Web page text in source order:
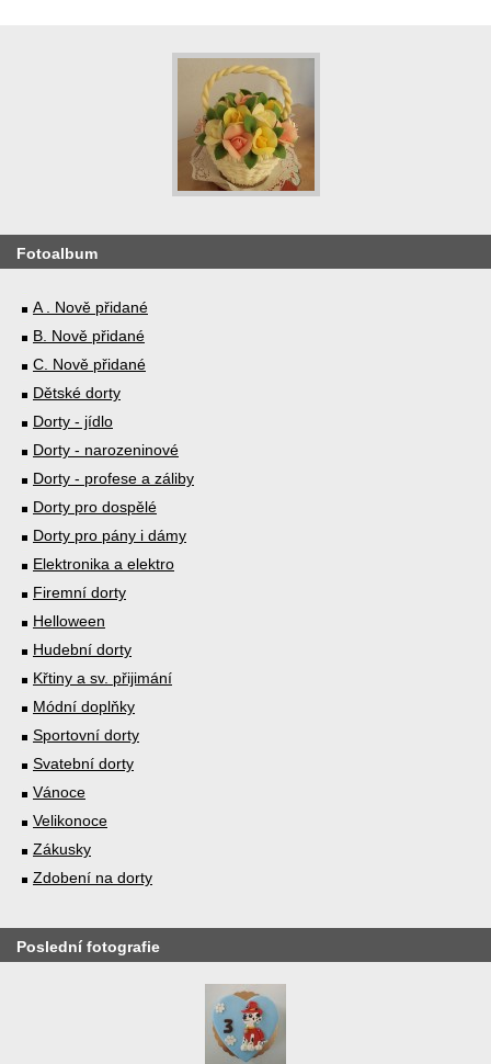
Fotoalbum
A . Nově přidané
B. Nově přidané
C. Nově přidané
Dětské dorty
Dorty - jídlo
Dorty - narozeninové
Dorty - profese a záliby
Dorty pro dospělé
Dorty pro pány i dámy
Elektronika a elektro
Firemní dorty
Helloween
Hudební dorty
Křtiny a sv. přijimání
Módní doplňky
Sportovní dorty
Svatební dorty
Vánoce
Velikonoce
Zákusky
Zdobení na dorty
Poslední fotografie